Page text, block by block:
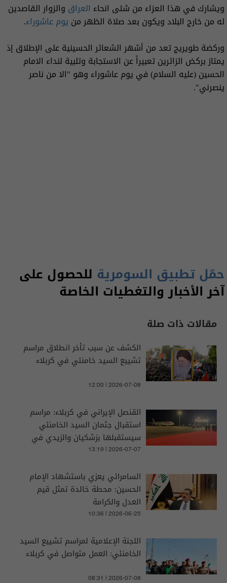
ويشارك في هذا العزاء من شتى انحاء العراق والزوار القاصدين
له من خارج البلاد ويكون بعد صلاة الظهر من يوم عاشوراء.
وركضة طويريج تعد من أشهر الشعائر الحسينية على الإطلاق إذ
يمتاز بركض الزائرين تعبيراً عن الاستجابة وتلبية لنداء الامام
الحسين (عليه السلام) في يوم عاشوراء وهو "الا من ناصر
ينصرني".
حمّل تطبيق السومرية للحصول على
آخر الأخبار والتغطيات الخاصة
مقالات ذات صلة
الكشف عن سبب تأخر انطلاق مراسم
تشييع السيد خامنئي في كربلاء
12:00 | 2026-07-08
القنصل الإيراني في كربلاء: مراسم
استقبال جثمان السيد الخامنئي
سيستقبلها بزشكيان والزيدي في
مطار النجف
13:19 | 2026-07-07
السامرائي يعزي باستشهاد الإمام
الحسين: محطة خالدة تمثل قيم
العدل والكرامة
10:36 | 2026-06-25
اللجنة الإعلامية لمراسم تشييع السيد
الخامنئي: العمل متواصل في كربلاء
08:31 | 2026-07-08